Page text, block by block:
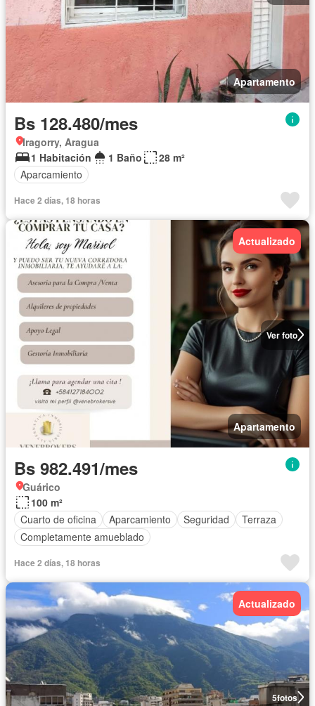
Apartamento
Bs 128.480/mes
Iragorry, Aragua
1 Habitación
1 Baño
28 m²
Aparcamiento
Hace 2 días, 18 horas
Ver foto
Actualizado
Apartamento
Bs 982.491/mes
Guárico
100 m²
Cuarto de oficina
Aparcamiento Seguridad
Terraza
Completamente amueblado
Hace 2 días, 18 horas
5fotos
Actualizado